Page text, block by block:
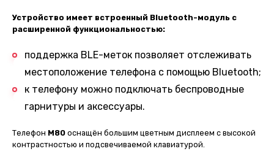
Устройство имеет встроенный Bluetooth-модуль с
расширенной функциональностью:
поддержка BLE-меток позволяет отслеживать
местоположение телефона с помощью Bluetooth;
к телефону можно подключать беспроводные
гарнитуры и аксессуары.
Телефон M80 оснащён большим цветным дисплеем с высокой
контрастностью и подсвечиваемой клавиатурой.